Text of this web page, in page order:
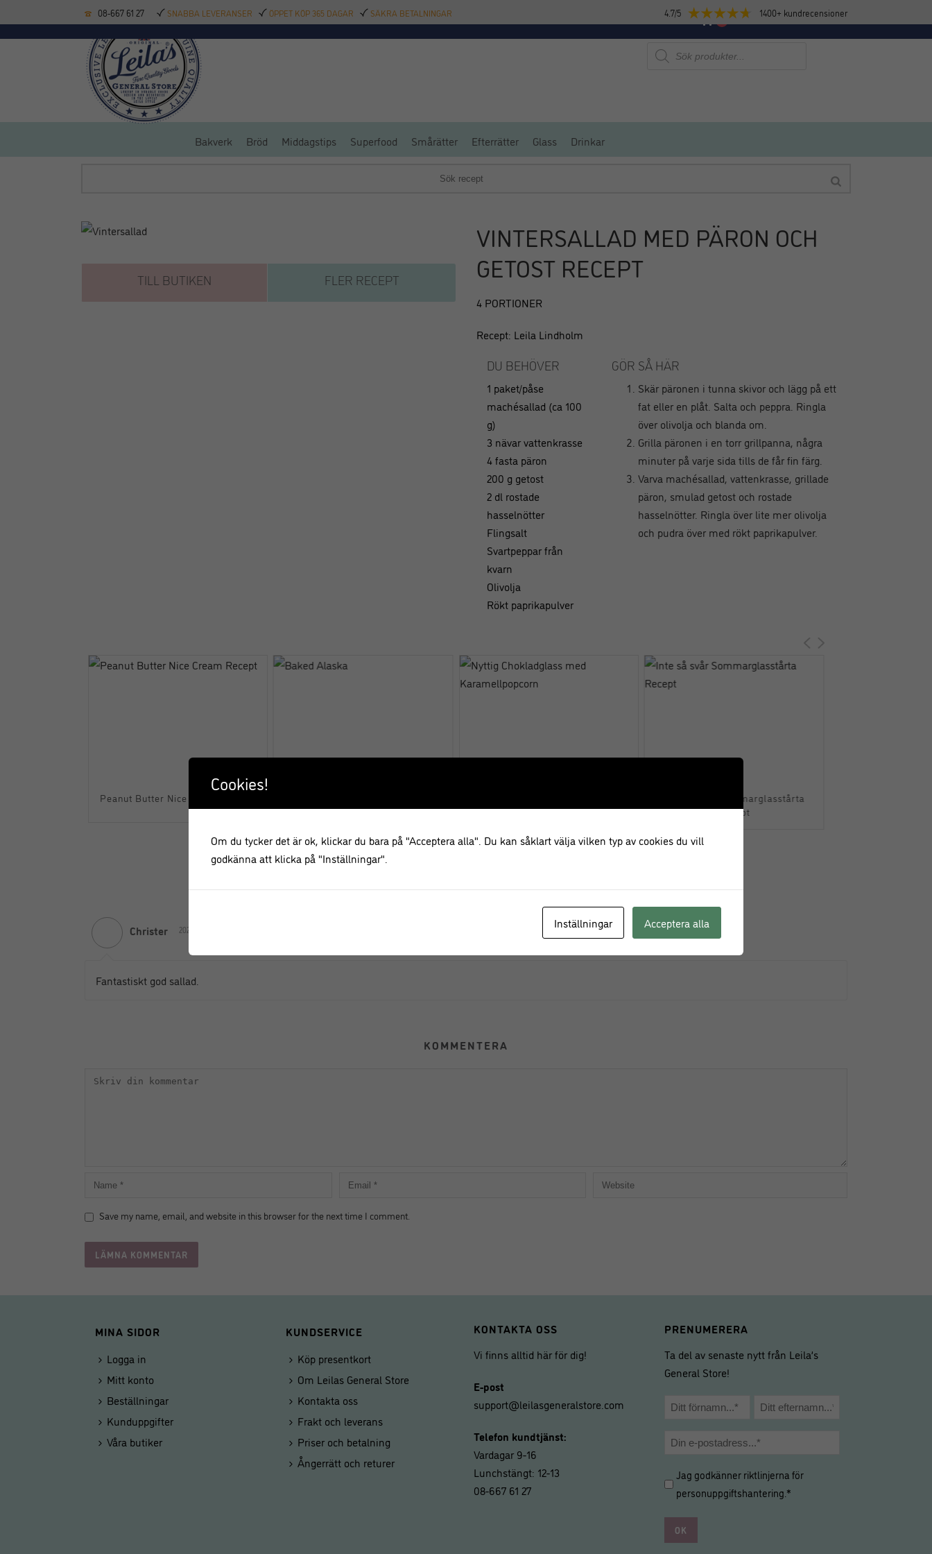
08-667 61 27 SNABBA LEVERANSER ÖPPET KÖP 365 DAGAR SÄKRA BETALNINGAR 4.7/5 1400+ kundrecensioner
KÖKSREDSKAP BAKTILLBEHÖR BAR DELIKATESSER NYHETER 0
Produktsökning
Bakverk Bröd Middagstips Superfood Smårätter Efterrätter Glass Drinkar
TILL BUTIKEN FLER RECEPT
VINTERSALLAD MED PÄRON OCH
GETOST RECEPT
4 PORTIONER
Recept: Leila Lindholm
DU BEHÖVER
1 paket/påse
machésallad (ca 100
g)
3 nävar vattenkrasse
4 fasta päron
200 g getost
2 dl rostade
hasselnötter
Flingsalt
Svartpeppar från
kvarn
Olivolja
Rökt paprikapulver
GÖR SÅ HÄR
Skär päronen i tunna skivor och lägg på ett
fat eller en plåt. Salta och peppra. Ringla
över olivolja och blanda om.
Grilla päronen i en torr grillpanna, några
minuter på varje sida tills de får fin färg.
Varva machésallad, vattenkrasse, grillade
päron, smulad getost och rostade
hasselnötter. Ringla över lite mer olivolja
och pudra över med rökt paprikapulver.
Peanut Butter Nice Cream Recept
Karamellpopcorn
Inte så svår Sommarglasstårta
Recept
KOMMENTARER
Christer 2022-01-01
Fantastiskt god sallad.
KOMMENTERA
Save my name, email, and website in this browser for the next time I comment.
MINA SIDOR
Logga in
Mitt konto
Beställningar
Kunduppgifter
Våra butiker
KUNDSERVICE
Köp presentkort
Om Leilas General Store
Kontakta oss
Frakt och leverans
Priser och betalning
Ångerrätt och returer
KONTAKTA OSS
Vi finns alltid här för dig!
E-post
support@leilasgeneralstore.com
Telefon kundtjänst:
Vardagar 9-16
Lunchstängt: 12-13
08-667 61 27
PRENUMERERA
Ta del av senaste nytt från Leila’s
General Store!
Namn
E-
Hantering
av
*
Jag godkänner riktlinjerna för
personuppgiftshantering .*
Cookies!
Om du tycker det är ok, klickar du bara på "Acceptera alla". Du kan såklart välja vilken typ av cookies du vill
godkänna att klicka på "Inställningar".
Inställningar Acceptera alla